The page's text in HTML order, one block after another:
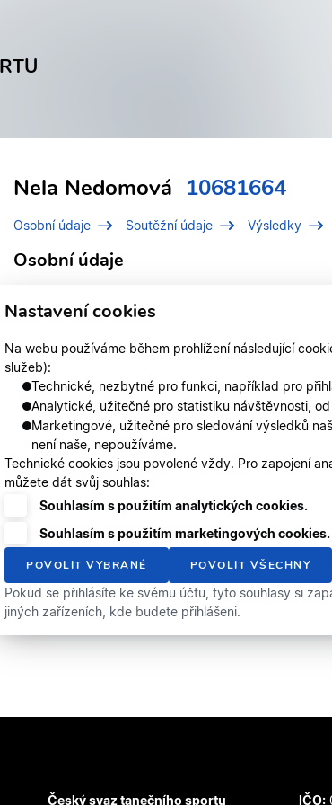
Nela Nedomová 10681664
Osobní údaje Soutěžní údaje Výsledky
Osobní údaje
Identifikační číslo (IDT)
Registrován v klubu DSP Kometa Brno
Český svaz tanečního sportu IČO:
Nastavení cookies
Na webu používáme během prohlížení následující
služeb):
Technické, nezbytné pro funkci, například pro
Analytické, užitečné pro statistiku návštěvnosti, od
Marketingové, užitečné pro sledování výsledků
není naše, nepoužíváme.
Technické cookies jsou povolené vždy. Pro zapojení
můžete dát svůj souhlas:
Souhlasím s použitím analytických cookies.
Souhlasím s použitím marketingových cookies.
POVOLIT VYBRANÉ POVOLIT VŠECHNY
Pokud se přihlásíte ke svému účtu, tyto souhlasy si
jiných zařízeních, kde budete přihlášeni.